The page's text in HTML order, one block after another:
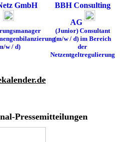
GmbH
w / d)
BBH Consulting
AG
(Junior) Consultant
(m/w / d) im Bereich
der
Netzentgeltregulierung
Pressemitteilungen